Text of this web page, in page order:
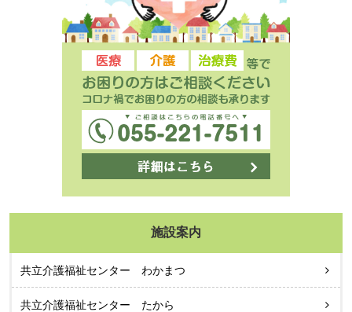
施設案内
共立介護福祉センター わかまつ
共立介護福祉センター たから